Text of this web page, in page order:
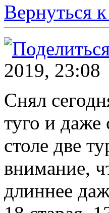
Вернуться
2019, 23:08
Снял
туго и
столе две
внимание,
длиннее